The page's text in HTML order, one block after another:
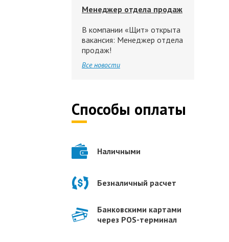
Менеджер отдела продаж
В компании «Щит» открыта
вакансия: Менеджер отдела
продаж!
Все новости
Способы оплаты
Наличными
Безналичный расчет
Банковскими картами
через POS-терминал